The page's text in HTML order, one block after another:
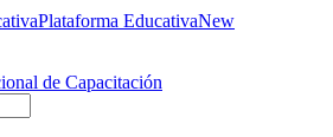
Plataforma EducativaNew